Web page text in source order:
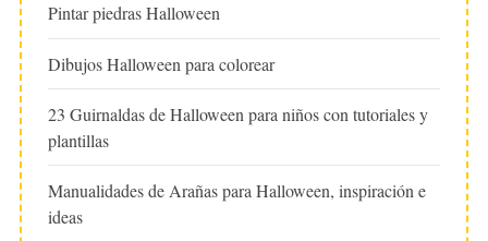
Pintar piedras Halloween
Dibujos Halloween para colorear
23 Guirnaldas de Halloween para niños con tutoriales y
plantillas
Manualidades de Arañas para Halloween, inspiración e
ideas